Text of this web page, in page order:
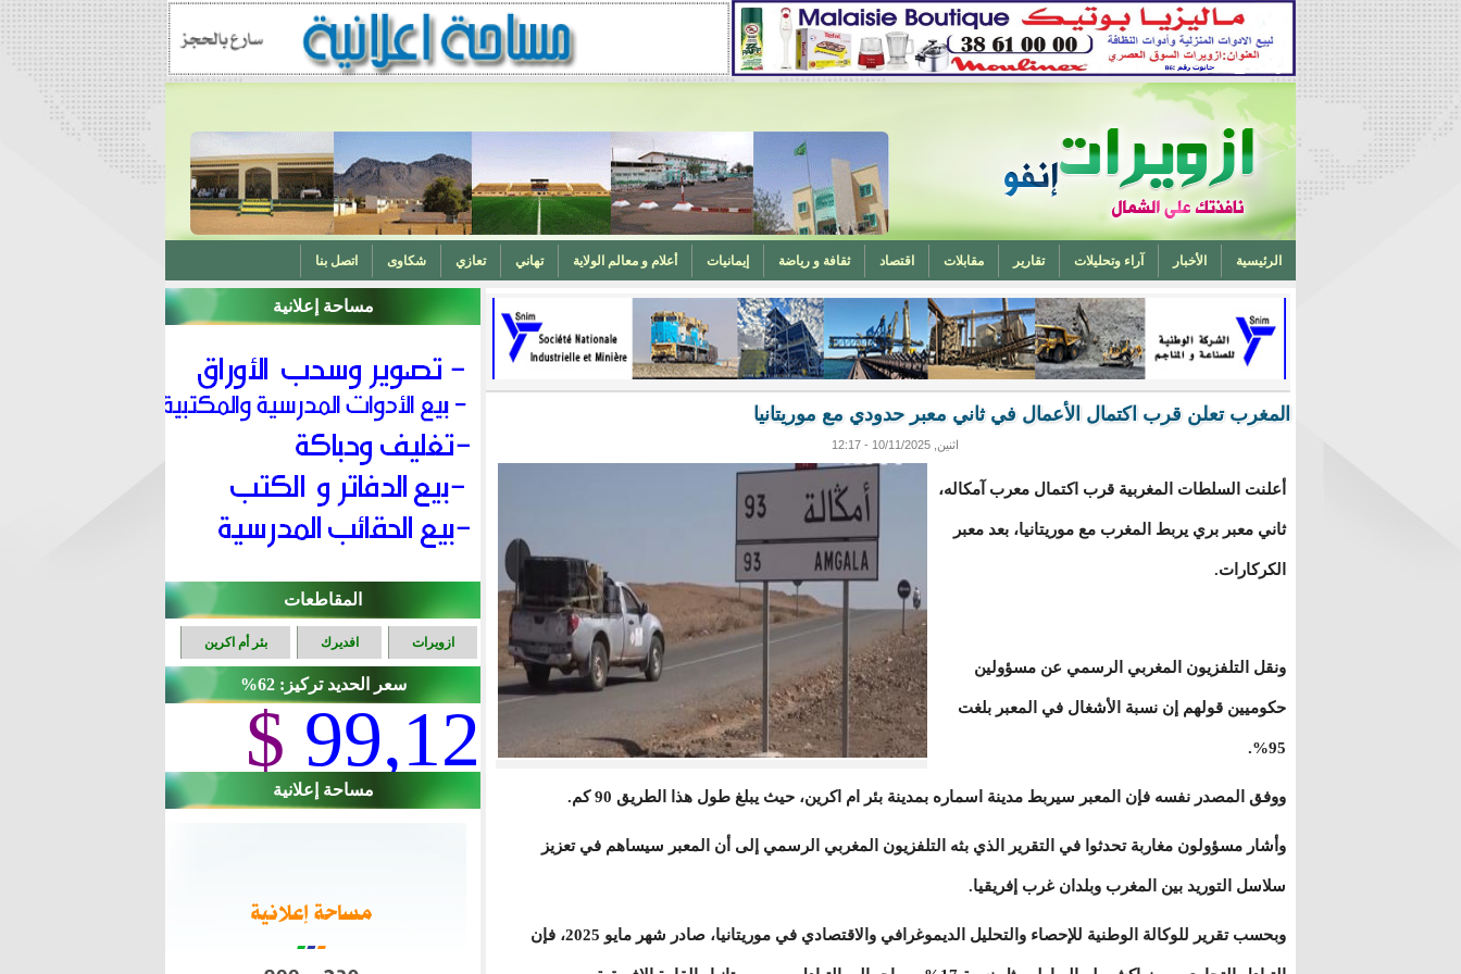
الرئيسية الأخبار آراء وتحليلات تقارير مقابلات اقتصاد ثقافة و رياضة إيمانيات أعلام و معالم الولاية تهاني تعازي شكاوى اتصل بنا
تخرج أحد ابناء ازويرات مهندسا في الهندسة الميكانيكية من المغرب (تهنئة) ه وزارة الشؤون الإسلامية تدعو لتوحيد خطبة الجمعة حول الحرابة مساحة إعلانية
المقاطعات
ازويرات افديرك بئر أم اكرين
سعر الحديد تركيز: 62%
99,12
$
مساحة إعلانية
المغرب تعلن قرب اكتمال الأعمال في ثاني معبر حدودي مع موريتانيا
اثنين, 10/11/2025 - 12:17
أعلنت السلطات المغربية قرب اكتمال معرب آمكاله،
ثاني معبر بري يربط المغرب مع موريتانيا، بعد معبر
الكركارات.
ونقل التلفزيون المغربي الرسمي عن مسؤولين
حكوميين قولهم إن نسبة الأشغال في المعبر بلغت
95%.
ووفق المصدر نفسه فإن المعبر سيربط مدينة اسماره بمدينة بئر ام اكرين، حيث يبلغ طول هذا الطريق 90 كم.
وأشار مسؤولون مغاربة تحدثوا في التقرير الذي بثه التلفزيون المغربي الرسمي إلى أن المعبر سيساهم في تعزيز
سلاسل التوريد بين المغرب وبلدان غرب إفريقيا.
وبحسب تقرير للوكالة الوطنية للإحصاء والتحليل الديموغرافي والاقتصادي في موريتانيا، صادر شهر مايو 2025، فإن